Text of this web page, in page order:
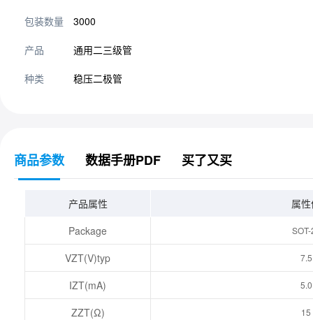
包装数量 3000
产品 通用二三级管
种类 稳压二极管
商品参数 数据手册PDF 买了又买
产品属性
属
Package
VZT(V)typ 7.5
IZT(mA) 5.0
ZZT(Ω) 15